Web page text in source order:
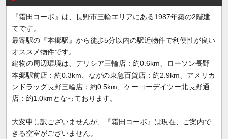
『霜田コーポ』は、長野市三輪エリアにある1987年築の2階建
てです。
最寄駅の『本郷駅』から徒歩5分以内の駅近物件で利便性が良い
オススメ物件です。
建物の周辺環境は、デリシア三輪店：約0.6km、ローソン長野
本郷駅前店：約0.3km、ながの東急百貨店：約2.9km、アメリカ
ンドラッグ長野三輪店：約0.5km、ケーヨーデイツー北長野通
店：約1.0kmとなっております。
大変申し訳ございませんが、『霜田コーポ』は現在、ご案内で
きる空室がございません。